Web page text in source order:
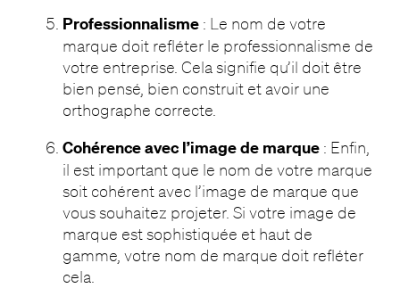
Professionnalisme: Le nom de votre
marque doit refléter le professionnalisme de
votre entreprise. Cela signifie qu’il doit être
bien pensé, bien construit et avoir une
orthographe correcte.
Cohérence avec l’image de marque: Enfin,
il est important que le nom de votre marque
soit cohérent avec l’image de marque que
vous souhaitez projeter. Si votre image de
marque est sophistiquée et haut de
gamme, votre nom de marque doit refléter
cela.